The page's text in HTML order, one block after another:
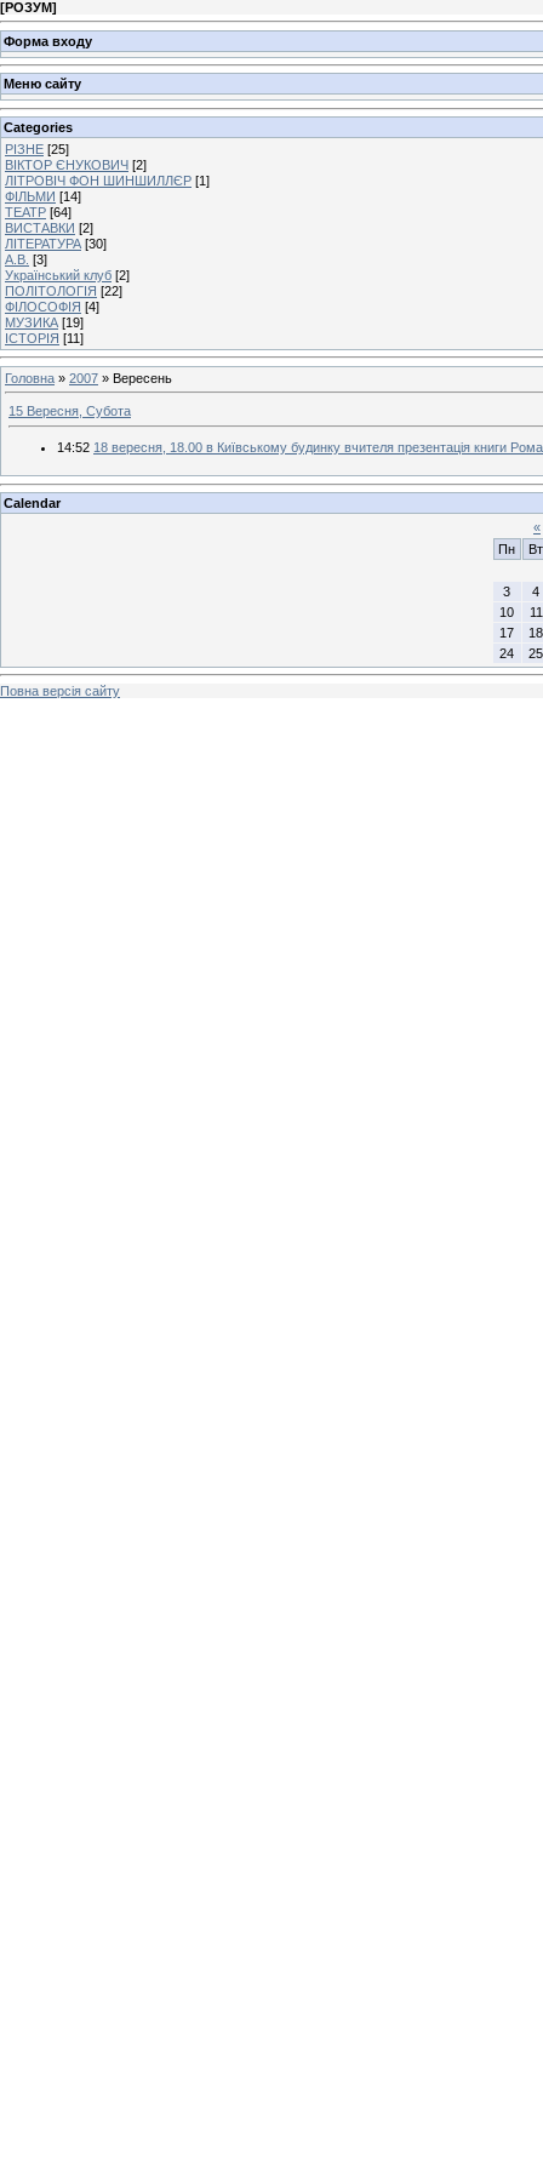
[РОЗУМ]
Форма входу
Меню сайту
Categories
РІЗНЕ [25]
ВІКТОР ЄНУКОВИЧ [2]
ЛІТРОВІЧ ФОН ШИНШИЛЛЄР [1]
ФІЛЬМИ [14]
ТЕАТР [64]
ВИСТАВКИ [2]
ЛІТЕРАТУРА [30]
А.В. [3]
Український клуб [2]
ПОЛІТОЛОГІЯ [22]
ФІЛОСОФІЯ [4]
МУЗИКА [19]
ІСТОРІЯ [11]
Головна » 2007 » Вересень
15 Вересня, Субота
14:52 18 вересня, 18.00 в Київському будинку вчителя презентація книги
Calendar
«
Пн
Вт
3
4
10
11
17
18
24
25
Повна версія сайту